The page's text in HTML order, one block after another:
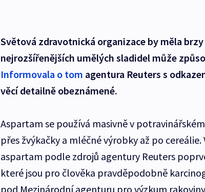
Světová zdravotnická organizace by měla
nejrozšířenějších umělých sladidel může
Informovala o tom agentura Reuters s
věcí detailně obeznámené.
Aspartam se používá masivně v
přes žvýkačky a mléčné výrobky až po
aspartam podle zdrojů agentury Reuters
které jsou pro člověka pravděpodobně
pod Mezinárodní agenturu pro výzkum